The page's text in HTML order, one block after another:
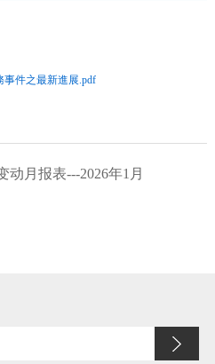
事件之最新進展.pdf
动月报表---2026年1月